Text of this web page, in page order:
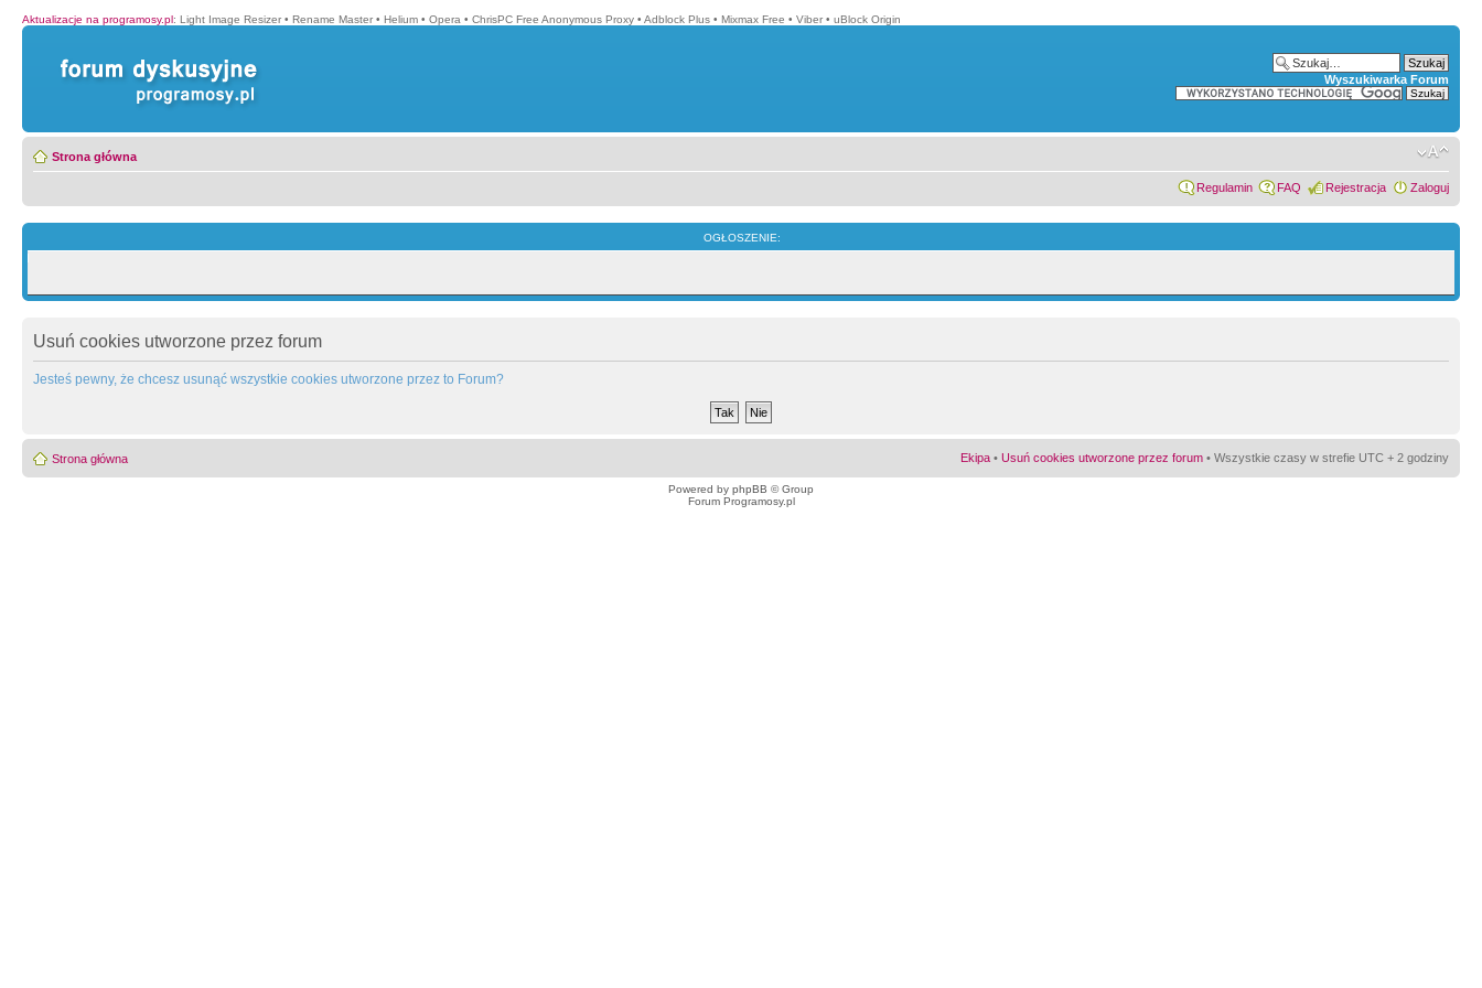
Aktualizacje na programosy.pl: Light Image Resizer • Rename Master • Helium • Opera • ChrisPC Free Anonymous Proxy • Adblock Plus • Mixmax Free • Viber • uBlock Origin
Wyszukiwarka Forum
Strona główna
Regulamin FAQ Rejestracja Zaloguj
OGŁOSZENIE:
Usuń cookies utworzone przez forum
Jesteś pewny, że chcesz usunąć wszystkie cookies utworzone przez to Forum?
Strona główna Ekipa • Usuń cookies utworzone przez forum • Wszystkie czasy w strefie UTC + 2 godziny
Powered by phpBB © Group
Forum Programosy.pl